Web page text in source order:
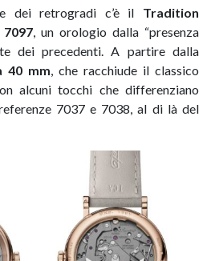
dei retrogradi c’è il Tradition
, un orologio dalla “presenza
dei precedenti. A partire dalla
40 mm , che racchiude il classico
alcuni tocchi che differenziano
7037 e 7038, al di là del